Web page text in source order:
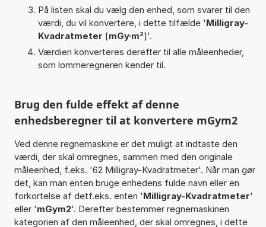
På listen skal du vælg den enhed, som svarer til den
værdi, du vil konvertere, i dette tilfælde 'Milligray-
Kvadratmeter [mGy·m²]'.
Værdien konverteres derefter til alle måleenheder,
som lommeregneren kender til.
Brug den fulde effekt af denne
enhedsberegner til at konvertere mGym2
Ved denne regnemaskine er det muligt at indtaste den
værdi, der skal omregnes, sammen med den originale
måleenhed, f.eks. '62 Milligray-Kvadratmeter'. Når man gør
det, kan man enten bruge enhedens fulde navn eller en
forkortelse af detf.eks. enten 'Milligray-Kvadratmeter'
eller 'mGym2'. Derefter bestemmer regnemaskinen
kategorien af den måleenhed, der skal omregnes, i dette